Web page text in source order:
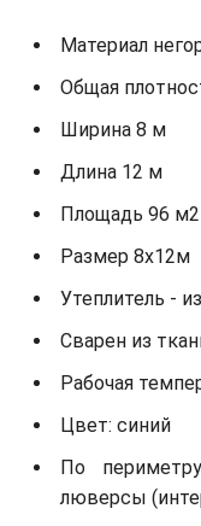
Материал
Общая
Ширина 8 м
Длина 12 м
Площадь 96 м2
Размер 8х12м
Утеплитель -
Сварен из
Рабочая
Цвет: синий
По
люверсы